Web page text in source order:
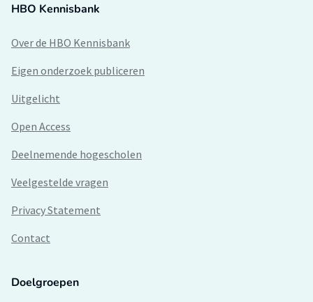
HBO Kennisbank
Over de HBO Kennisbank
Eigen onderzoek publiceren
Uitgelicht
Open Access
Deelnemende hogescholen
Veelgestelde vragen
Privacy Statement
Contact
Doelgroepen